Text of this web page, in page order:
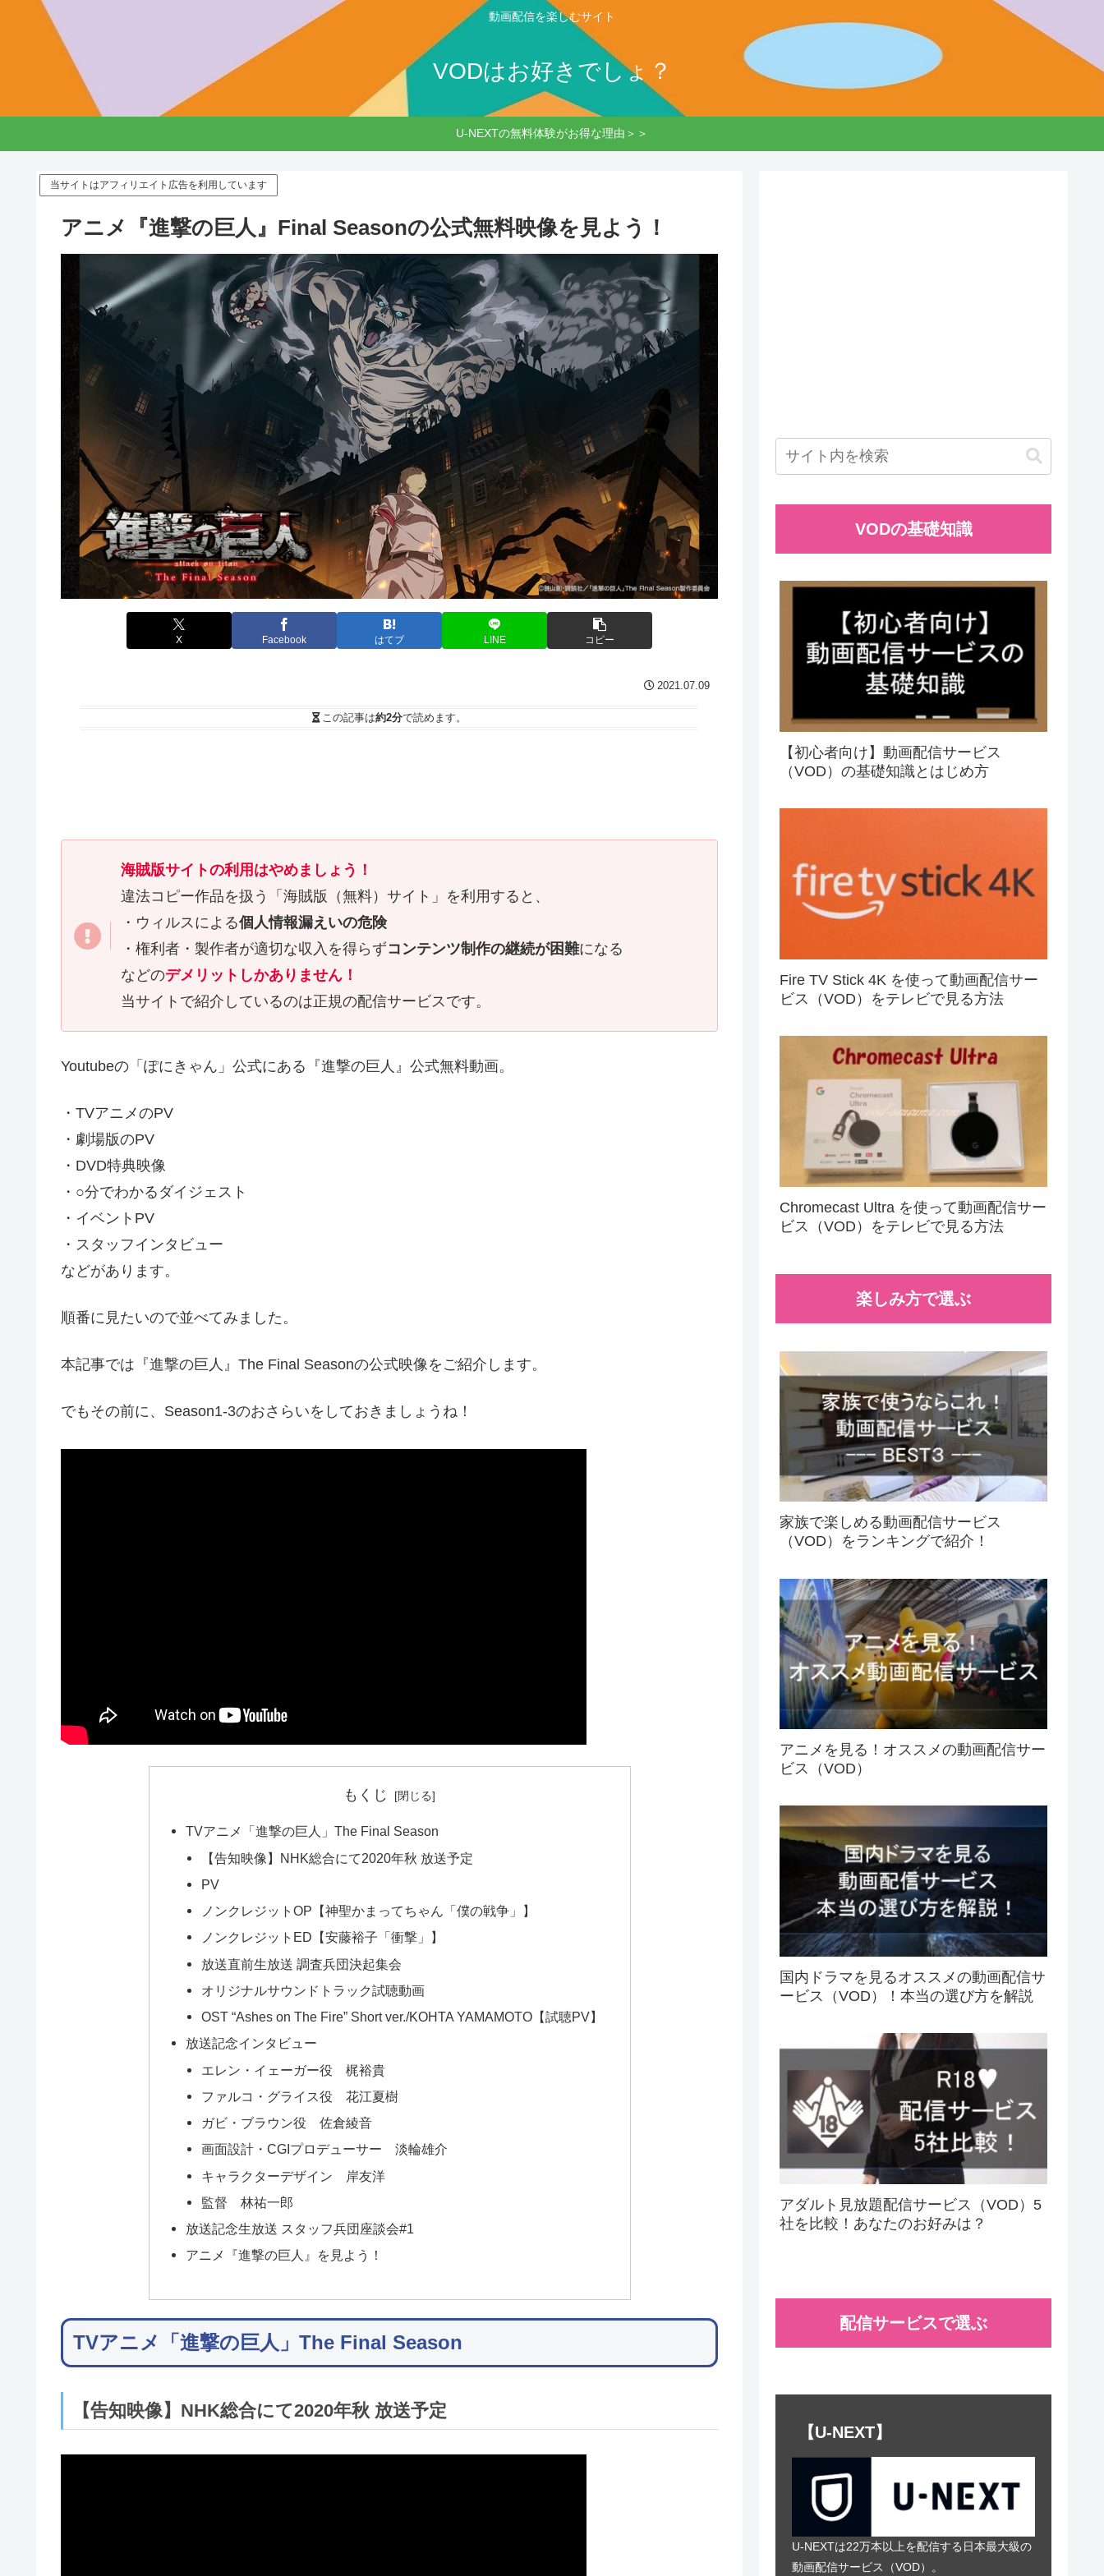
動画配信を楽しむサイト
VODはお好きでしょ？
U-NEXTの無料体験がお得な理由＞＞
当サイトはアフィリエイト広告を利用しています
アニメ『進撃の巨人』Final Seasonの公式無料映像を見よう！
X Facebook はてブ LINE コピー
2021.07.09
この記事は約2分で読めます。
海賊版サイトの利用はやめましょう！
違法コピー作品を扱う「海賊版（無料）サイト」を利用すると、
・ウィルスによる個人情報漏えいの危険
・権利者・製作者が適切な収入を得らずコンテンツ制作の継続が困難になる
などのデメリットしかありません！
当サイトで紹介しているのは正規の配信サービスです。
Youtubeの「ぽにきゃん」公式にある『進撃の巨人』公式無料動画。
・TVアニメのPV
・劇場版のPV
・DVD特典映像
・○分でわかるダイジェスト
・イベントPV
・スタッフインタビュー
などがあります。
順番に見たいので並べてみました。
本記事では『進撃の巨人』The Final Seasonの公式映像をご紹介します。
でもその前に、Season1-3のおさらいをしておきましょうね！
もくじ
TVアニメ「進撃の巨人」The Final Season
【告知映像】NHK総合にて2020年秋 放送予定
PV
ノンクレジットOP【神聖かまってちゃん「僕の戦争」】
ノンクレジットED【安藤裕子「衝撃」】
放送直前生放送 調査兵団決起集会
オリジナルサウンドトラック試聴動画
OST “Ashes on The Fire” Short ver./KOHTA YAMAMOTO【試聴PV】
放送記念インタビュー
エレン・イェーガー役 梶裕貴
ファルコ・グライス役 花江夏樹
ガビ・ブラウン役 佐倉綾音
画面設計・CGIプロデューサー 淡輪雄介
キャラクターデザイン 岸友洋
監督 林祐一郎
放送記念生放送 スタッフ兵団座談会#1
アニメ『進撃の巨人』を見よう！
TVアニメ「進撃の巨人」The Final Season
【告知映像】NHK総合にて2020年秋 放送予定
VODの基礎知識
【初心者向け】動画配信サービス
（VOD）の基礎知識とはじめ方
Fire TV Stick 4K を使って動画配信サー
ビス（VOD）をテレビで見る方法
Chromecast Ultra を使って動画配信サー
ビス（VOD）をテレビで見る方法
楽しみ方で選ぶ
家族で楽しめる動画配信サービス
（VOD）をランキングで紹介！
アニメを見る！オススメの動画配信サー
ビス（VOD）
国内ドラマを見るオススメの動画配信サ
ービス（VOD）！本当の選び方を解説
アダルト見放題配信サービス（VOD）5
社を比較！あなたのお好みは？
配信サービスで選ぶ
【U-NEXT】
U-NEXTは22万本以上を配信する日本最大級の
動画配信サービス（VOD）。